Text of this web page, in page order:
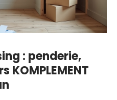
: penderie,